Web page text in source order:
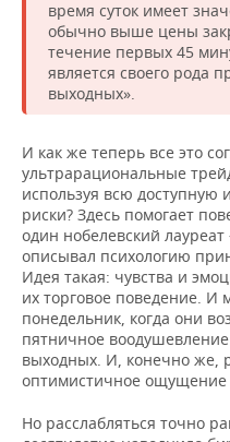
время суток имеет
обычно выше цены
течение первых 45
является своего рода
выходных».
И как же теперь все это
ультрарациональные
используя всю
риски? Здесь помогает
один нобелевский
описывал психологию
Идея такая: чувства и
их торговое поведение. И
понедельник, когда они
пятничное
выходных. И, конечно же,
оптимистичное ощущение
Но расслабляться точно